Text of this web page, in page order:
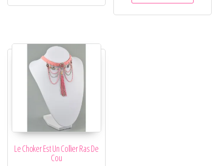
Le Choker Est Un Collier Ras De
Cou